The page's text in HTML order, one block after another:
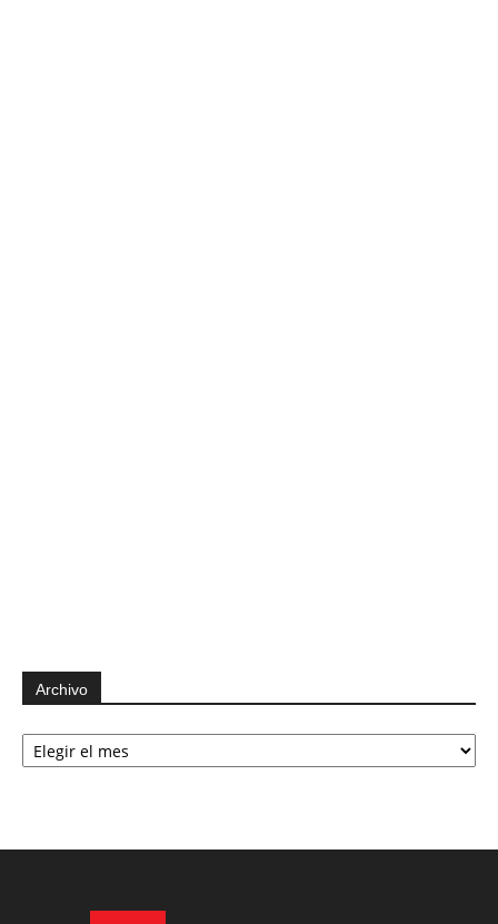
Archivo
Archivo